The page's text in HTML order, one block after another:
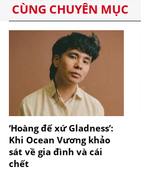
CÙNG CHUYÊN MỤC
‘Hoàng đế xứ Gladness’:
Khi Ocean Vương khảo
sát về gia đình và cái
chết